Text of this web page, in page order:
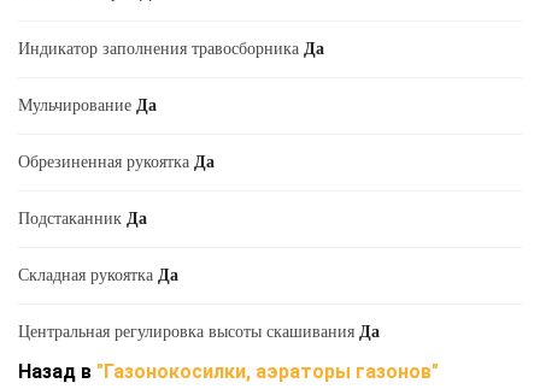
Индикатор заполнения травосборника Да
Мульчирование Да
Обрезиненная рукоятка Да
Подстаканник Да
Складная рукоятка Да
Центральная регулировка высоты скашивания Да
Назад в "Газонокосилки, аэраторы газонов"